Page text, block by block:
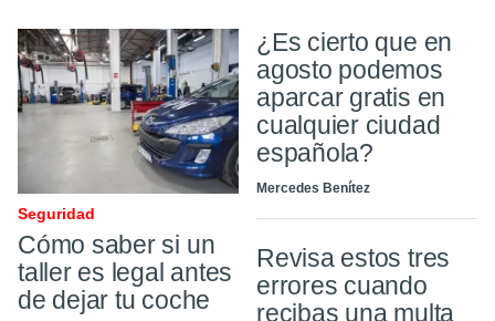
Seguridad
Cómo saber si un
taller es legal antes
de dejar tu coche
¿Es cierto que en
agosto podemos
aparcar gratis en
cualquier ciudad
española?
Mercedes Benítez
Revisa estos tres
errores cuando
recibas una multa